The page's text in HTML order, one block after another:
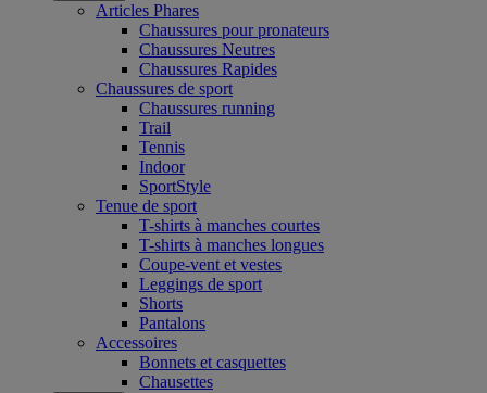
Articles Phares
Chaussures pour pronateurs
Chaussures Neutres
Chaussures Rapides
Chaussures de sport
Chaussures running
Trail
Tennis
Indoor
SportStyle
Tenue de sport
T-shirts à manches courtes
T-shirts à manches longues
Coupe-vent et vestes
Leggings de sport
Shorts
Pantalons
Accessoires
Bonnets et casquettes
Chausettes